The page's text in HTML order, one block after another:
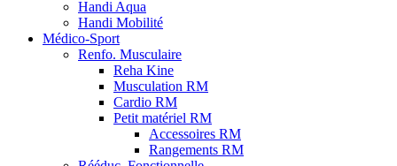
Handi Aqua
Handi Mobilité
Médico-Sport
Renfo. Musculaire
Reha Kine
Musculation RM
Cardio RM
Petit matériel RM
Accessoires RM
Rangements RM